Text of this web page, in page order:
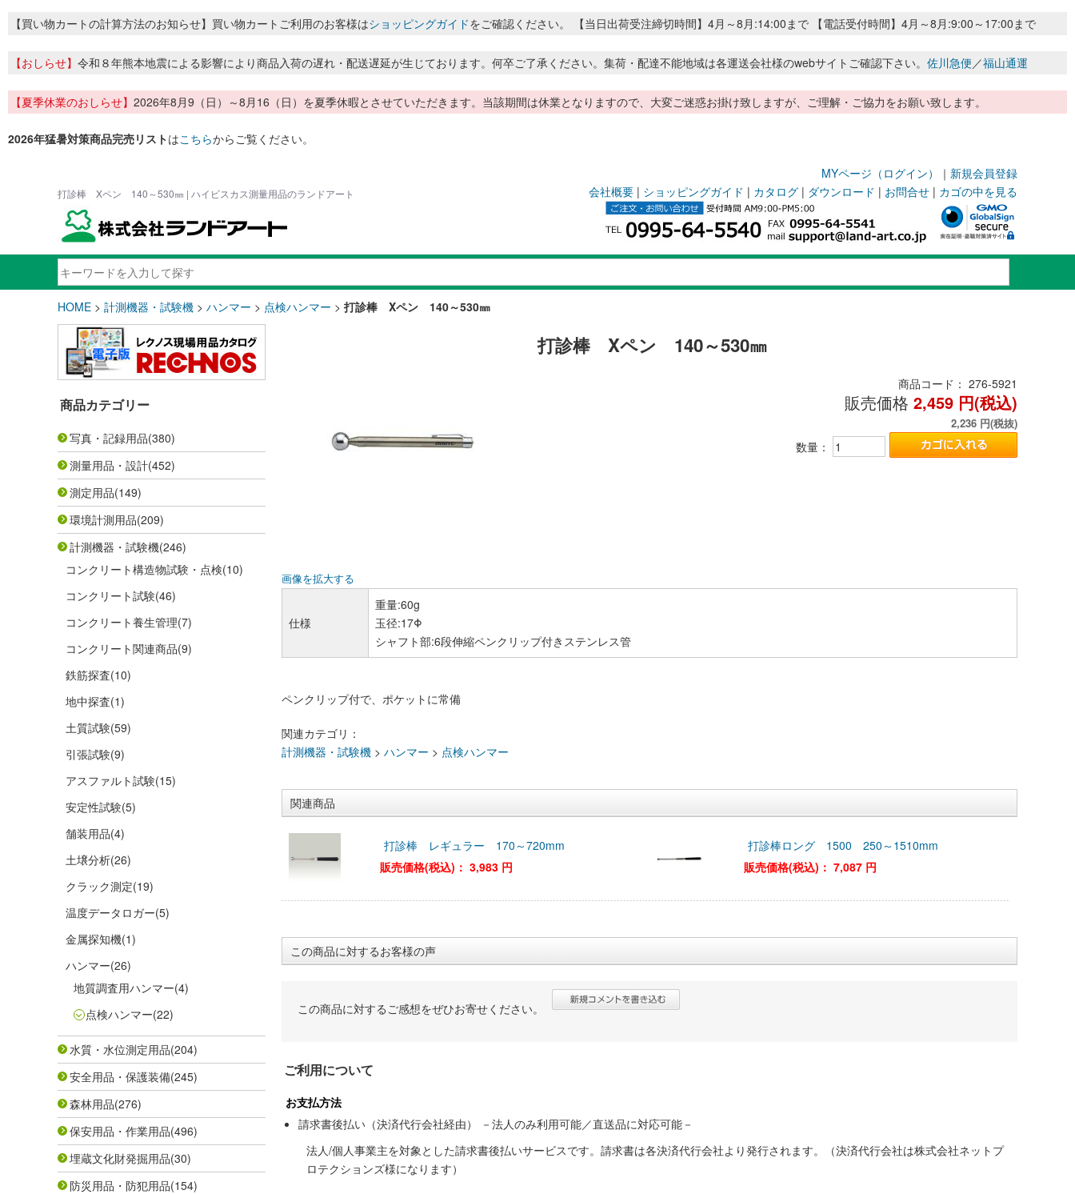
【買い物カートの計算方法のお知らせ】買い物カートご利用のお客様はショッピングガイドをご確認ください。 【当日出荷受注締切時間】4月～8月:14:00まで 【電話受付時間】4月～8月:9:00～17:00まで
【おしらせ】 令和８年熊本地震による影響により商品入荷の遅れ・配送遅延が生じております。何卒ご了承ください。集荷・配達不能地域は各運送会社様のwebサイトご確認下さい。 佐川急便／福山通運
【夏季休業のおしらせ】 2026年8月9（日）～8月16（日）を夏季休暇とさせていただきます。当該期間は休業となりますので、大変ご迷惑お掛け致しますが、ご理解・ご協力をお願い致します。
2026年猛暑対策商品完売リストはこちらからご覧ください。
MYページ（ログイン） ｜ 新規会員登録
打診棒 Xペン 140～530㎜ | ハイビスカス測量用品のランドアート 会社概要 | ショッピングガイド | カタログ | ダウンロード | お問合せ | カゴの中を見る
HOME > 計測機器・試験機 > ハンマー > 点検ハンマー > 打診棒 Xペン 140～530㎜
商品カテゴリー
写真・記録用品(380)
測量用品・設計(452)
測定用品(149)
環境計測用品(209)
計測機器・試験機(246)
コンクリート構造物試験・点検(10)
コンクリート試験(46)
コンクリート養生管理(7)
コンクリート関連商品(9)
鉄筋探査(10)
地中探査(1)
土質試験(59)
引張試験(9)
アスファルト試験(15)
安定性試験(5)
舗装用品(4)
土壌分析(26)
クラック測定(19)
温度データロガー(5)
金属探知機(1)
ハンマー(26)
地質調査用ハンマー(4)
点検ハンマー(22)
水質・水位測定用品(204)
安全用品・保護装備(245)
森林用品(276)
保安用品・作業用品(496)
埋蔵文化財発掘用品(30)
防災用品・防犯用品(154)
画像を拡大する
打診棒 Xペン 140～530㎜
商品コード： 276-5921
販売価格 2,459 円(税込)
2,236 円(税抜)
数量：
仕様
重量:60g
玉径:17Φ
シャフト部:6段伸縮ペンクリップ付きステンレス管
ペンクリップ付で、ポケットに常備
関連カテゴリ：
計測機器・試験機 > ハンマー > 点検ハンマー
関連商品
打診棒 レギュラー 170～720mm
販売価格(税込)： 3,983 円
打診棒ロング 1500 250～1510mm
販売価格(税込)： 7,087 円
この商品に対するお客様の声
この商品に対するご感想をぜひお寄せください。
ご利用について
お支払方法
請求書後払い（決済代行会社経由） －法人のみ利用可能／直送品に対応可能－
法人/個人事業主を対象とした請求書後払いサービスです。請求書は各決済代行会社より発行されます。（決済代行会社は株式会社ネットプ
ロテクションズ様になります）